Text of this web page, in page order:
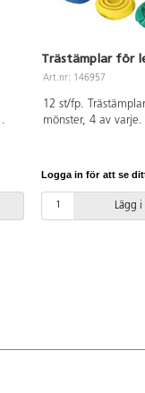
Trästämplar för
Art.nr: 146957
12 st/fp.
mönster, 4 av varje.
Logga in för att se
Lägg